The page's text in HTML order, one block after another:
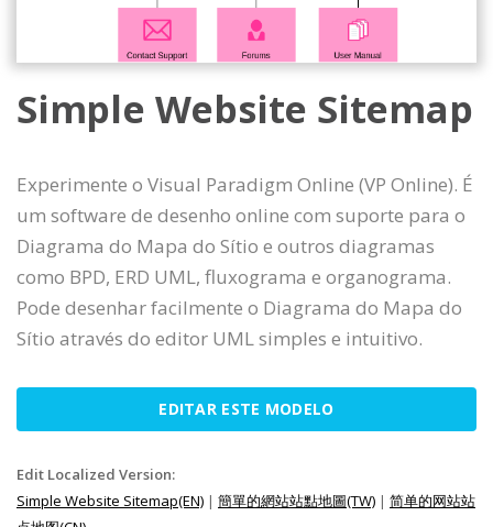
Simple Website Sitemap
Experimente o Visual Paradigm Online (VP Online). É
um software de desenho online com suporte para o
Diagrama do Mapa do Sítio e outros diagramas
como BPD, ERD UML, fluxograma e organograma.
Pode desenhar facilmente o Diagrama do Mapa do
Sítio através do editor UML simples e intuitivo.
EDITAR ESTE MODELO
Edit Localized Version:
Simple Website Sitemap(EN) | 簡單的網站站點地圖(TW) | 简单的网站站